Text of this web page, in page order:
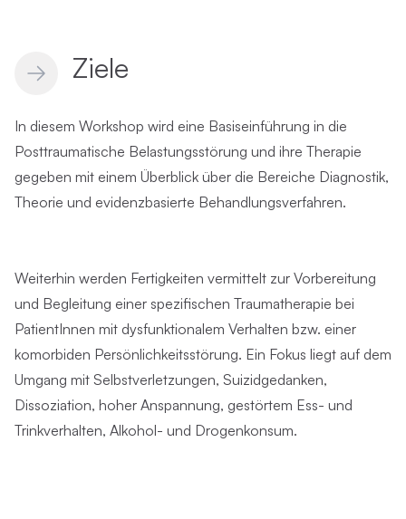
Ziele
In diesem Workshop wird eine Basiseinführung in die
Posttraumatische Belastungsstörung und ihre Therapie
gegeben mit einem Überblick über die Bereiche Diagnostik,
Theorie und evidenzbasierte Behandlungsverfahren.
Weiterhin werden Fertigkeiten vermittelt zur Vorbereitung
und Begleitung einer spezifischen Traumatherapie bei
PatientInnen mit dysfunktionalem Verhalten bzw. einer
komorbiden Persönlichkeitsstörung. Ein Fokus liegt auf dem
Umgang mit Selbstverletzungen, Suizidgedanken,
Dissoziation, hoher Anspannung, gestörtem Ess- und
Trinkverhalten, Alkohol- und Drogenkonsum.